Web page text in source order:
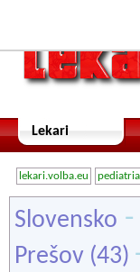
Lekari
lekari.volba.eu pediatria
Slovensko -
Prešov (43)